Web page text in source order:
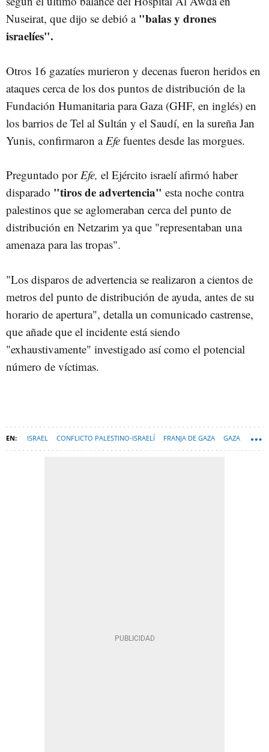
Nuseirat, que dijo se debió a "balas y drones
israelíes".
Otros 16 gazatíes murieron y decenas fueron heridos en
ataques cerca de los dos puntos de distribución de la
Fundación Humanitaria para Gaza (GHF, en inglés) en
los barrios de Tel al Sultán y el Saudí, en la sureña Jan
Yunis, confirmaron aEfe fuentes desde las morgues.
Preguntado por Efe, el Ejército israelí afirmó haber
disparado "tiros de advertencia" esta noche contra
palestinos que se aglomeraban cerca del punto de
distribución en Netzarim ya que "representaban una
amenaza para las tropas".
"Los disparos de advertencia se realizaron a cientos de
metros del punto de distribución de ayuda, antes de su
horario de apertura", detalla un comunicado castrense,
que añade que el incidente está siendo
"exhaustivamente" investigado así como el potencial
número de víctimas.
ISRAEL CONFLICTO PALESTINO-ISRAELÍ FRANJA DE GAZA GAZA